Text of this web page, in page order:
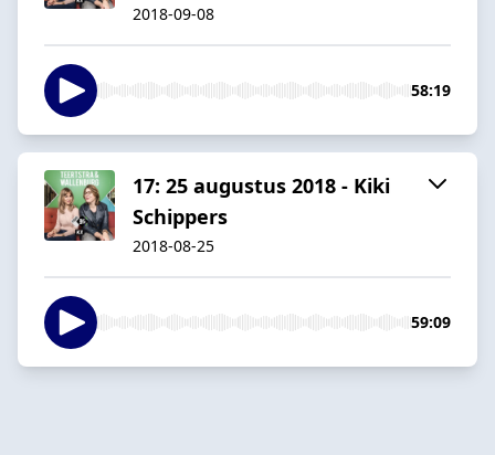
2018-09-08
58:19
17: 25 augustus 2018 - Kiki
Schippers
2018-08-25
59:09